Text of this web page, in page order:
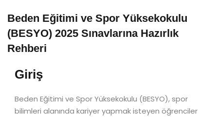
Beden Eğitimi ve Spor Yüksekokulu
(BESYO) 2025 Sınavlarına Hazırlık
Rehberi
Giriş
Beden Eğitimi ve Spor Yüksekokulu (BESYO), spor
bilimleri alanında kariyer yapmak isteyen öğrenciler